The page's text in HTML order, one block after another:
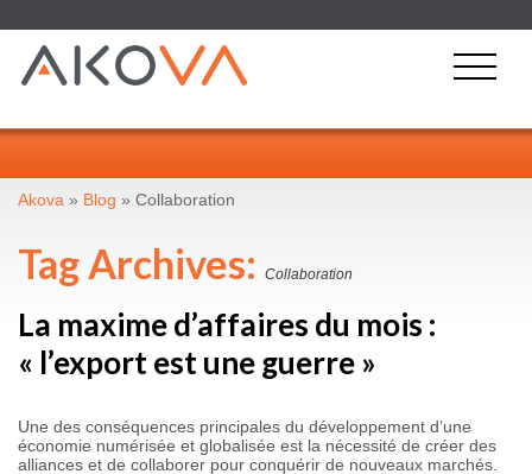
Akova » Blog » Collaboration
Tag Archives: Collaboration
La maxime d’affaires du mois :
« l’export est une guerre »
Une des conséquences principales du développement d’une
économie numérisée et globalisée est la nécessité de créer des
alliances et de collaborer pour conquérir de nouveaux marchés.